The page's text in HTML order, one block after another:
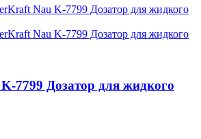
7799 Дозатор для жидкого